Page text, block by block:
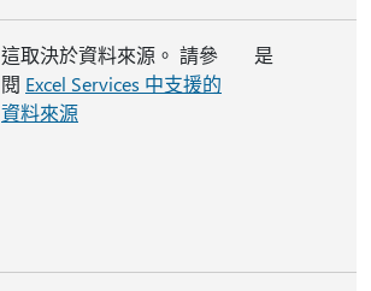
這取決於資料來源。 請參
閱 Excel Services 中支援的
資料來源
是